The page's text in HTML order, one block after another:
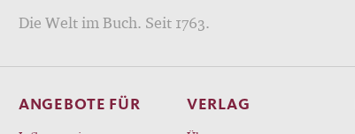
Die Welt im Buch. Seit 1763.
ANGEBOTE FÜR VERLAG